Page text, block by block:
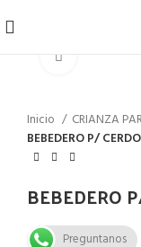
Inicio
CRIANZA
BEBEDERO P/
BEBEDERO
Preguntanos